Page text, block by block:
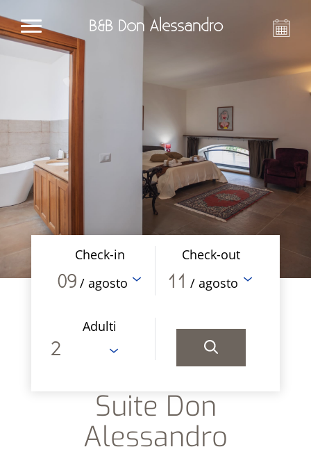
B&B Don Alessandro
Check-in
09 / agosto
Check-out
11 / agosto
Adulti
Suite Don
Alessandro